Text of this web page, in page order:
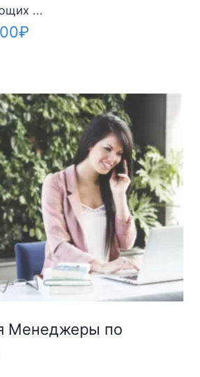
...
₽
Менеджеры по